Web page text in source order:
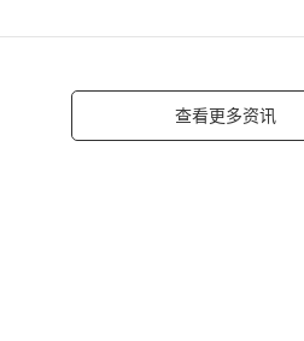
查看更多资讯